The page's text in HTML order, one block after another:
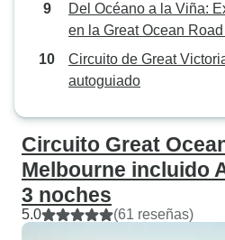
Del Océano a la Viña:
en la Great Ocean
Circuito de Great
autoguiado
Circuito Great
Melbourne incluido
3 noches
5.0 (61 reseñas)